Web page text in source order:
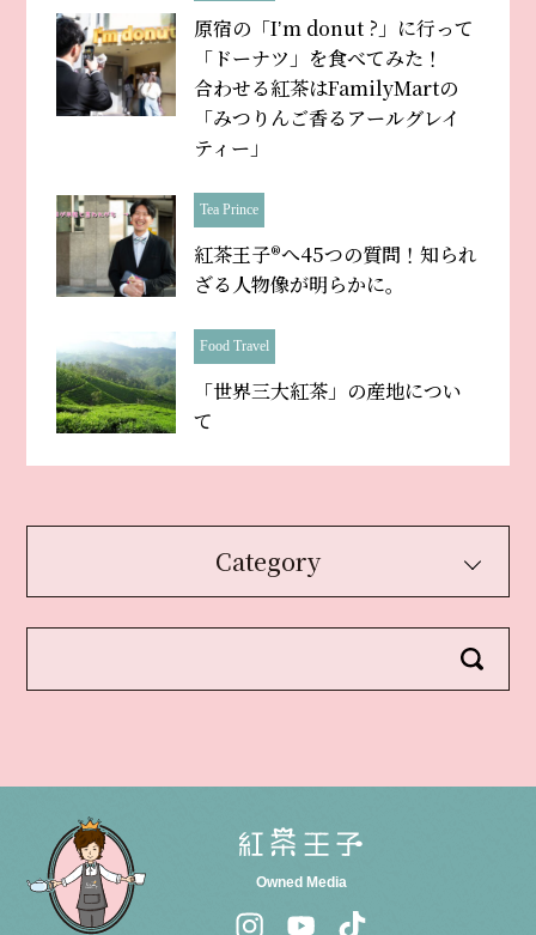
原宿の「Iʼm donut ?」に行って
「ドーナツ」を食べてみた！
合わせる紅茶はFamilyMartの
「みつりんご香るアールグレイ
ティー」
Tea Prince
紅茶王子®へ45つの質問！知られ
ざる人物像が明らかに。
Food Travel
「世界三大紅茶」の産地につい
て
Category
Owned Media